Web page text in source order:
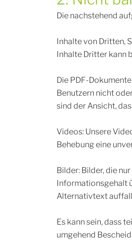
Die nachstehend
Inhalte von Dritten,
Inhalte Dritter kann
Die PDF-
Benutzern nicht
sind der Ansicht,
Videos: Unsere
Behebung eine
Bilder: Bilder, die
Informationsgehalt
Alternativtext
Es kann sein, dass
umgehend